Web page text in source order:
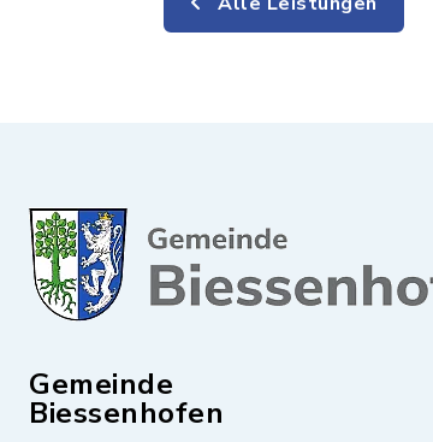
Gemeinde
Biessenhofen